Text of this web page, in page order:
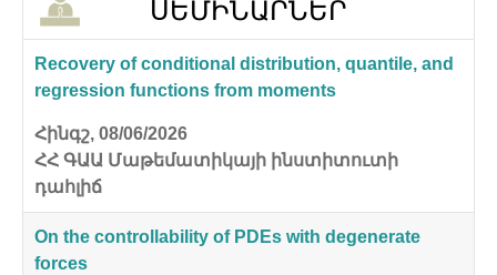
Recovery of conditional distribution, quantile, and
regression functions from moments
Հինգշ, 08/06/2026
ՀՀ ԳԱԱ Մաթեմատիկայի ինստիտուտի
դահլիճ
On the controllability of PDEs with degenerate
forces